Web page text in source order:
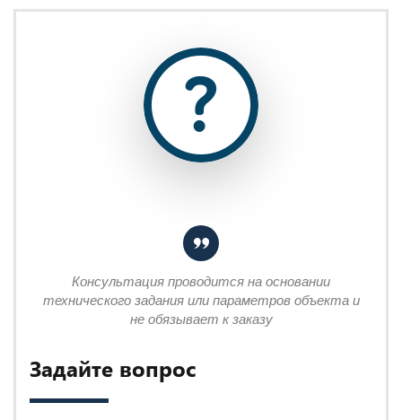
Задайте вопрос
Консультация проводится на основании
технического задания или параметров объекта и
не обязывает к заказу